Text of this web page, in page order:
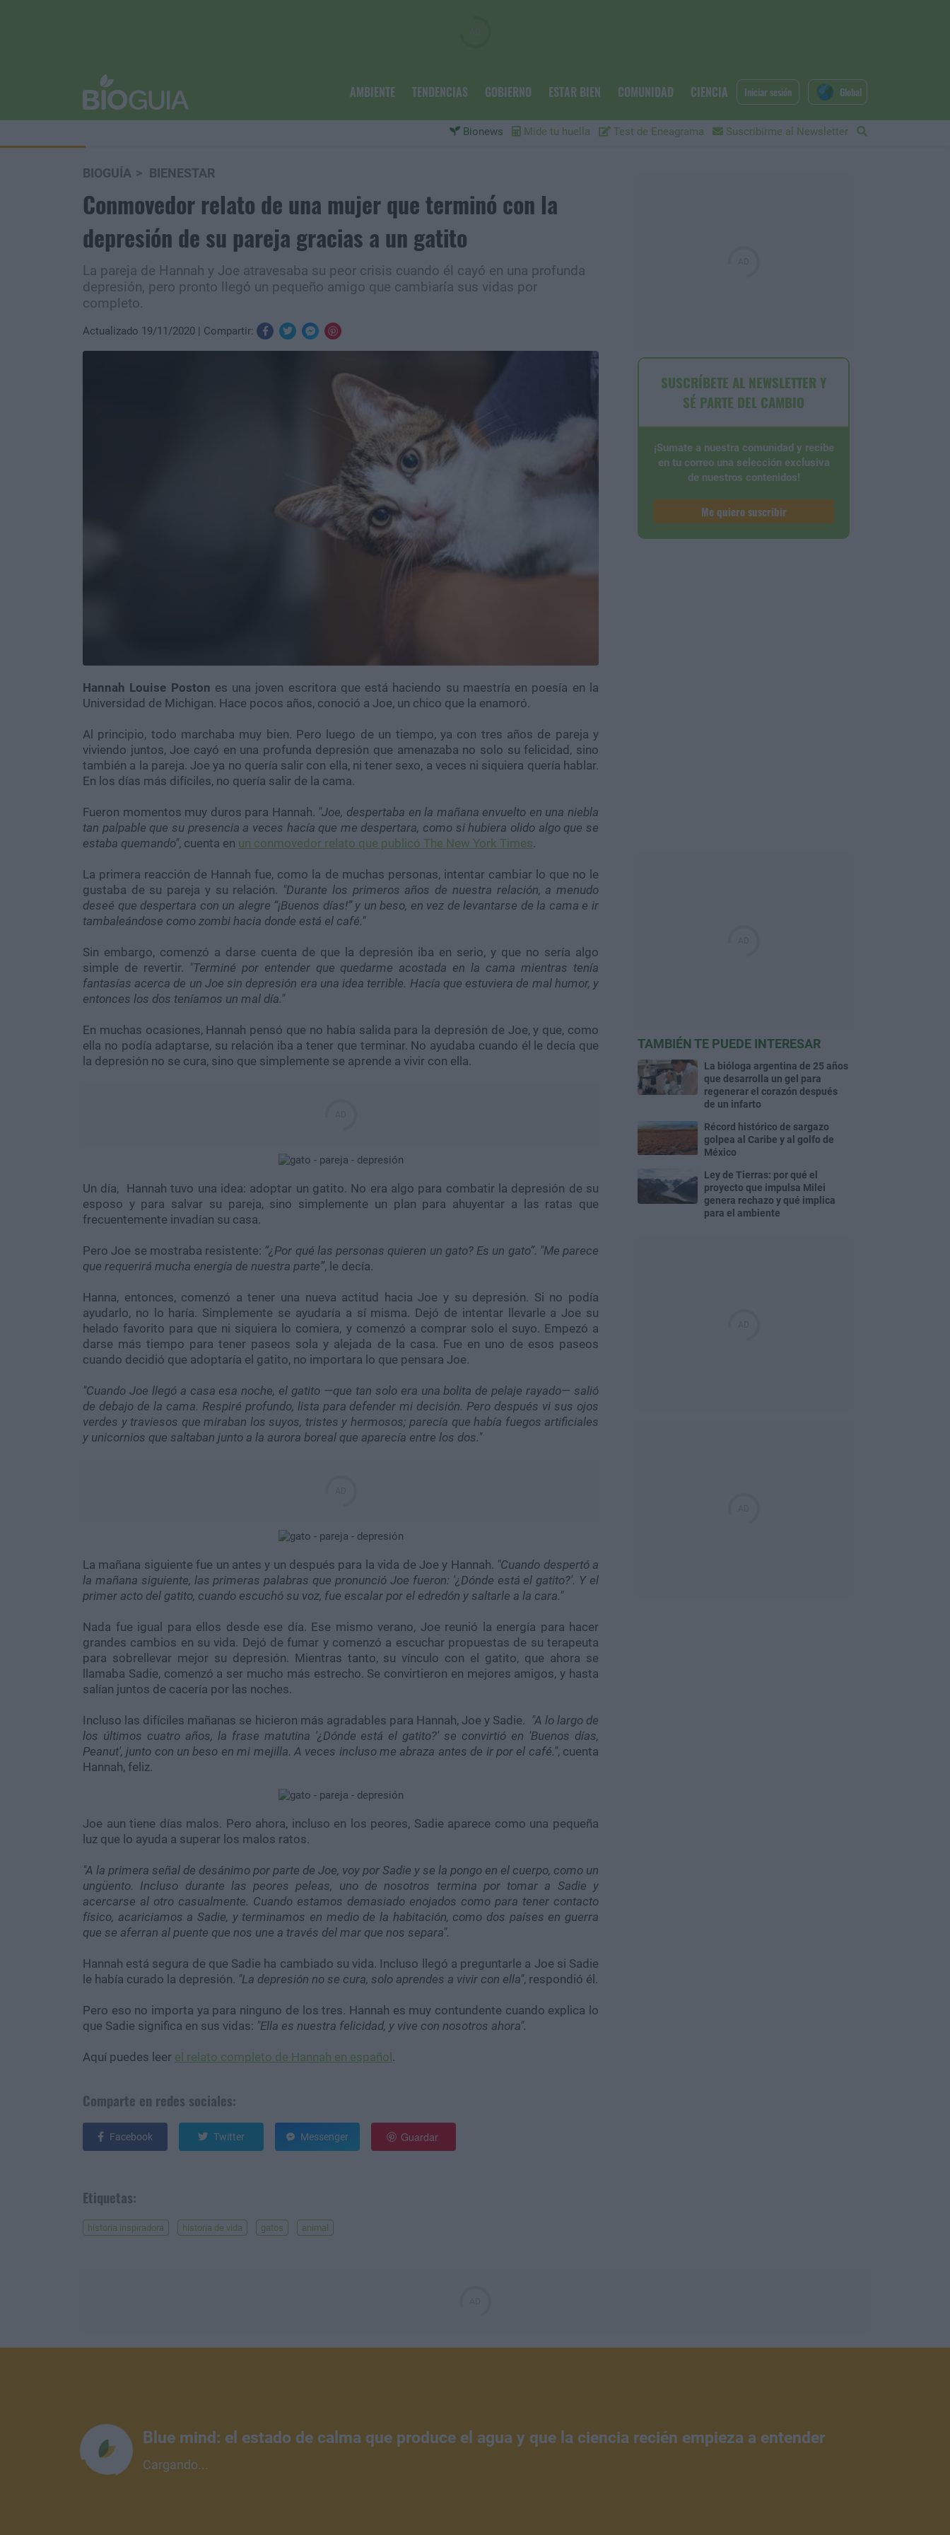
AMBIENTE TENDENCIAS GOBIERNO ESTAR BIEN COMUNIDAD CIENCIA
Bionews Mide tu huella Test de Eneagrama Suscribirme al Newsletter
Iniciar sesión Global
BIOGUÍA BIENESTAR
Conmovedor relato de una mujer que terminó con la
depresión de su pareja gracias a un gatito
La pareja de Hannah y Joe atravesaba su peor crisis cuando él cayó en una profunda
depresión, pero pronto llegó un pequeño amigo que cambiaría sus vidas por
completo.
Actualizado 19/11/2020 Compartir:
Hannah Louise Poston es una joven escritora que está haciendo su maestría en poesía en la
Universidad de Michigan. Hace pocos años, conoció a Joe, un chico que la enamoró.
Al principio, todo marchaba muy bien. Pero luego de un tiempo, ya con tres años de pareja y
viviendo juntos, Joe cayó en una profunda depresión que amenazaba no solo su felicidad, sino
también a la pareja. Joe ya no quería salir con ella, ni tener sexo, a veces ni siquiera quería hablar.
En los días más difíciles, no quería salir de la cama.
Fueron momentos muy duros para Hannah. "Joe, despertaba en la mañana envuelto en una niebla
tan palpable que su presencia a veces hacía que me despertara, como si hubiera olido algo que se
estaba quemando", cuenta en un conmovedor relato que publicó The New York Times.
La primera reacción de Hannah fue, como la de muchas personas, intentar cambiar lo que no le
gustaba de su pareja y su relación. "Durante los primeros años de nuestra relación, a menudo
deseé que despertara con un alegre “¡Buenos días!” y un beso, en vez de levantarse de la cama e ir
tambaleándose como zombi hacia donde está el café."
Sin embargo, comenzó a darse cuenta de que la depresión iba en serio, y que no sería algo
simple de revertir. "Terminé por entender que quedarme acostada en la cama mientras tenía
fantasías acerca de un Joe sin depresión era una idea terrible. Hacía que estuviera de mal humor, y
entonces los dos teníamos un mal día."
En muchas ocasiones, Hannah pensó que no había salida para la depresión de Joe, y que, como
ella no podía adaptarse, su relación iba a tener que terminar. No ayudaba cuando él le decía que
la depresión no se cura, sino que simplemente se aprende a vivir con ella.
Un día, Hannah tuvo una idea: adoptar un gatito. No era algo para combatir la depresión de su
esposo y para salvar su pareja, sino simplemente un plan para ahuyentar a las ratas que
frecuentemente invadían su casa.
Pero Joe se mostraba resistente: “¿Por qué las personas quieren un gato? Es un gato”. "Me parece
que requerirá mucha energía de nuestra parte”, le decía.
Hanna, entonces, comenzó a tener una nueva actitud hacia Joe y su depresión. Si no podía
ayudarlo, no lo haría. Simplemente se ayudaría a sí misma. Dejó de intentar llevarle a Joe su
helado favorito para que ni siquiera lo comiera, y comenzó a comprar solo el suyo. Empezó a
darse más tiempo para tener paseos sola y alejada de la casa. Fue en uno de esos paseos
cuando decidió que adoptaría el gatito, no importara lo que pensara Joe.
"Cuando Joe llegó a casa esa noche, el gatito —que tan solo era una bolita de pelaje rayado— salió
de debajo de la cama. Respiré profundo, lista para defender mi decisión. Pero después vi sus ojos
verdes y traviesos que miraban los suyos, tristes y hermosos; parecía que había fuegos artificiales
y unicornios que saltaban junto a la aurora boreal que aparecía entre los dos."
La mañana siguiente fue un antes y un después para la vida de Joe y Hannah. "Cuando despertó a
la mañana siguiente, las primeras palabras que pronunció Joe fueron: '¿Dónde está el gatito?'. Y el
primer acto del gatito, cuando escuchó su voz, fue escalar por el edredón y saltarle a la cara."
Nada fue igual para ellos desde ese día. Ese mismo verano, Joe reunió la energía para hacer
grandes cambios en su vida. Dejó de fumar y comenzó a escuchar propuestas de su terapeuta
para sobrellevar mejor su depresión. Mientras tanto, su vínculo con el gatito, que ahora se
llamaba Sadie, comenzó a ser mucho más estrecho. Se convirtieron en mejores amigos, y hasta
salían juntos de cacería por las noches.
Incluso las difíciles mañanas se hicieron más agradables para Hannah, Joe y Sadie. "A lo largo de
los últimos cuatro años, la frase matutina '¿Dónde está el gatito?' se convirtió en 'Buenos días,
Peanut', junto con un beso en mi mejilla. A veces incluso me abraza antes de ir por el café.", cuenta
Hannah, feliz.
Joe aun tiene días malos. Pero ahora, incluso en los peores, Sadie aparece como una pequeña
luz que lo ayuda a superar los malos ratos.
"A la primera señal de desánimo por parte de Joe, voy por Sadie y se la pongo en el cuerpo, como un
ungüento. Incluso durante las peores peleas, uno de nosotros termina por tomar a Sadie y
acercarse al otro casualmente. Cuando estamos demasiado enojados como para tener contacto
físico, acariciamos a Sadie, y terminamos en medio de la habitación, como dos países en guerra
que se aferran al puente que nos une a través del mar que nos separa".
Hannah está segura de que Sadie ha cambiado su vida. Incluso llegó a preguntarle a Joe si Sadie
le había curado la depresión. "La depresión no se cura, solo aprendes a vivir con ella", respondió él.
Pero eso no importa ya para ninguno de los tres. Hannah es muy contundente cuando explica lo
que Sadie significa en sus vidas: "Ella es nuestra felicidad, y vive con nosotros ahora".
Aquí puedes leer el relato completo de Hannah en español .
Comparte en redes sociales:
Facebook Twitter Messenger Guardar
Etiquetas:
historia inspiradora historia de vida gatos animal
SUSCRÍBETE AL NEWSLETTER Y
SÉ PARTE DEL CAMBIO
¡Sumate a nuestra comunidad y recibe
en tu correo una selección exclusiva
de nuestros contenidos!
Me quiero suscribir
TAMBIÉN TE PUEDE INTERESAR
La bióloga argentina de 25 años
que desarrolla un gel para
regenerar el corazón después
de un infarto
Récord histórico de sargazo
golpea al Caribe y al golfo de
México
Ley de Tierras: por qué el
proyecto que impulsa Milei
genera rechazo y qué implica
para el ambiente
Blue mind: el estado de calma que produce el agua y que la ciencia recién empieza a entender
Cargando...